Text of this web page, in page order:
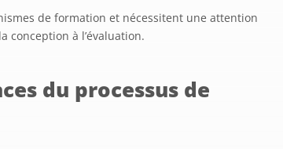
de formation et nécessitent une attention
conception à l’évaluation.
du processus de